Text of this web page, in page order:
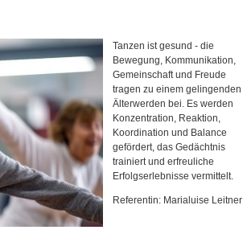
Tanzen ist gesund - die
Bewegung, Kommunikation,
Gemeinschaft und Freude
tragen zu einem gelingenden
Älterwerden bei. Es werden
Konzentration, Reaktion,
Koordination und Balance
gefördert, das Gedächtnis
trainiert und erfreuliche
Erfolgserlebnisse vermittelt.
Referentin: Marialuise Leitner